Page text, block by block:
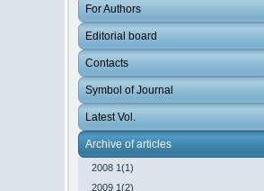
For Authors
Editorial board
Contacts
Symbol of Journal
Latest Vol.
Archive of articles
2008 1(1)
2009 1(2)